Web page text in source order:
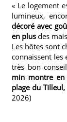
« Le logement
lumineux,
décoré avec
en plus des
Les hôtes sont
connaissent
très bon
min montre en
plage du Tilleul,
2026)